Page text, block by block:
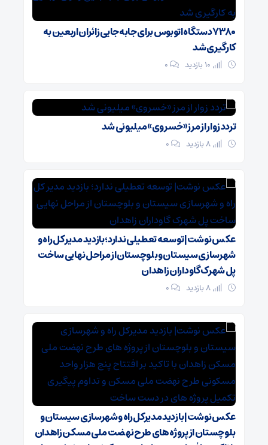
۷۳۸۰ دستگاه اتوبوس برای جابه‌جایی زائران اربعین به‌
کارگیری شد
۰
️تردد زوار از مرز «خسروی» میلیونی شد
۰
عکس نوشت| توسعه تعطیلی ندارد؛ بازدید مدیر کل راه و
شهرسازی سیستان و بلوچستان از مراحل نهایی ساخت
پل شهرک گاوداران زاهدان
۰
عکس نوشت| بازدید مدیرکل راه و شهرسازی سیستان و
بلوچستان از پروژه های طرح نهضت ملی مسکن زاهدان